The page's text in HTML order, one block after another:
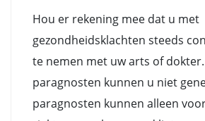
Hou er rekening mee dat u met
gezondheidsklachten steeds
te nemen met uw arts of
paragnosten kunnen u niet
paragnosten kunnen alleen